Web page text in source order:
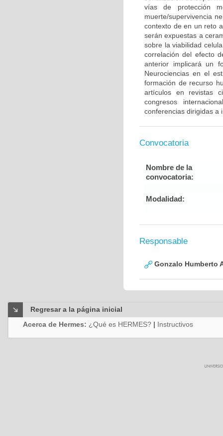
vías de protección
muerte/supervivencia
contexto de en un reto
serán expuestas a
sobre la viabilidad
correlación del efecto
anterior implicará un
Neurociencias en el
formación de recurso
artículos en revistas
congresos
conferencias dirigidas a
Convocatoria
Nombre de la
convocatoria:
Modalidad:
Responsable
Gonzalo Humberto
Regresar a la página inicial
Acerca de Hermes: ¿Qué es HERMES? | Instructivos